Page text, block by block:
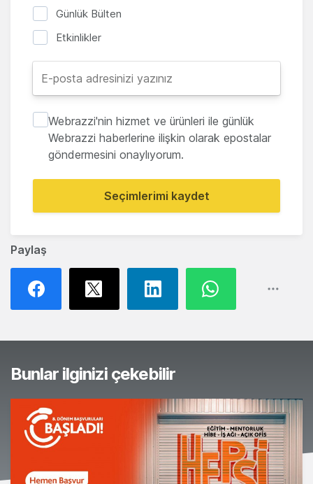
Paylaş
Günlük Bülten
Etkinlikler
Webrazzi'nin hizmet ve ürünleri ile günlük
Webrazzi haberlerine ilişkin olarak epostalar
göndermesini onaylıyorum.
Seçimlerimi kaydet
Bunlar ilginizi çekebilir